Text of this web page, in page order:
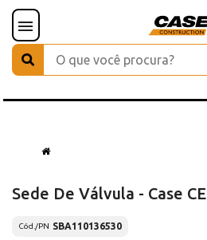
Sede De Válvula - Case CE
Cód./PN SBA110136530